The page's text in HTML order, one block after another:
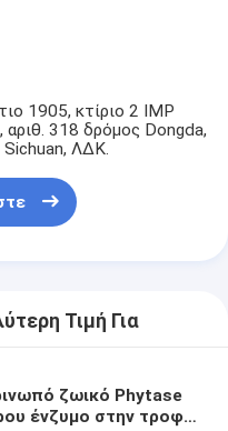
1905, κτίριο 2 IMP
318 δρόμος Dongda,
Sichuan, ΛΔΚ.
Τιμή Για
ζωικό Phytase
ένζυμο στην τροφή